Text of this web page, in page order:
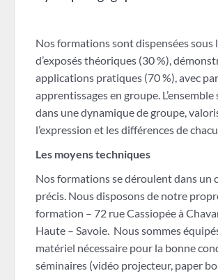
Nos formations sont dispensées sous
d’exposés théoriques (30 %),
applications pratiques (70 %), avec
apprentissages en groupe.
dans une dynamique de groupe,
l’expression et les différences de
Les moyens techniques
Nos formations se déroulent dans un
précis. Nous disposons de notre
formation – 72 rue Cassiopée à
Haute – Savoie. Nous sommes
matériel nécessaire pour la bonne
séminaires (vidéo projecteur, paper